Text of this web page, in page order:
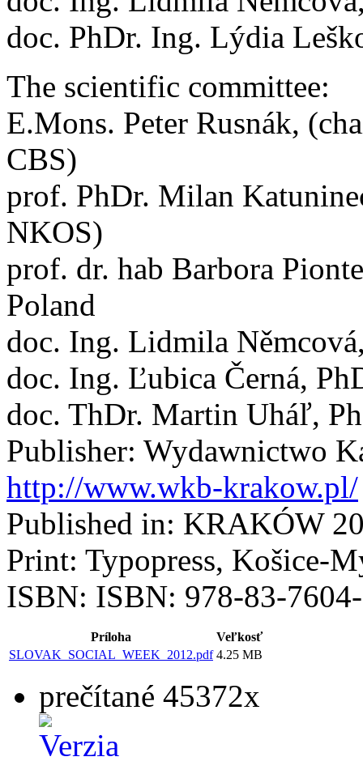
doc. PhDr. Ing. Lýdia
The scientific committee:
E.Mons. Peter Rusnák,
CBS)
prof. PhDr. Milan
NKOS)
prof. dr. hab Barbora
Poland
doc. Ing. Lidmila
doc. Ing. Ľubica Černá,
doc. ThDr. Martin Uháľ,
Publisher: Wydawnictwo
http://www.wkb-krakow.pl/
Published in: KRAKÓW
Print: Typopress, Košice-
ISBN: ISBN: 978-83-
Príloha
Veľkosť
SLOVAK_SOCIAL_WEEK_2012.pdf 4.25 MB
prečítané 45372x